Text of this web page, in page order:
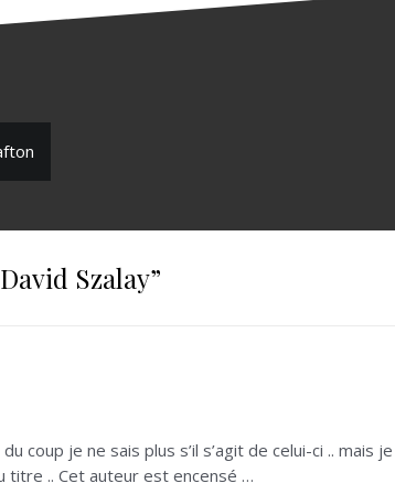
Szalay”
coup je ne sais plus s’il s’agit de celui-ci ..
titre .. Cet auteur est encensé …